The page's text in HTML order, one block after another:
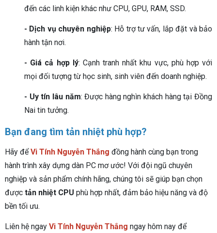
đến các linh kiện khác như CPU, GPU, RAM, SSD.
- Dịch vụ chuyên nghiệp: Hỗ trợ tư vấn, lắp đặt và bảo
hành tận nơi.
- Giá cả hợp lý: Cạnh tranh nhất khu vực, phù hợp với
mọi đối tượng từ học sinh, sinh viên đến doanh nghiệp.
- Uy tín lâu năm: Được hàng nghìn khách hàng tại Đồng
Nai tin tưởng.
Bạn đang tìm tản nhiệt phù hợp?
Hãy đểVi Tính Nguyễn Thắng đồng hành cùng bạn trong
hành trình xây dựng dàn PC mơ ước! Với đội ngũ chuyên
nghiệp và sản phẩm chính hãng, chúng tôi sẽ giúp bạn chọn
được tản nhiệt CPU phù hợp nhất, đảm bảo hiệu năng và độ
bền tối ưu.
Liên hệ ngay Vi Tính Nguyễn Thắng ngay hôm nay để